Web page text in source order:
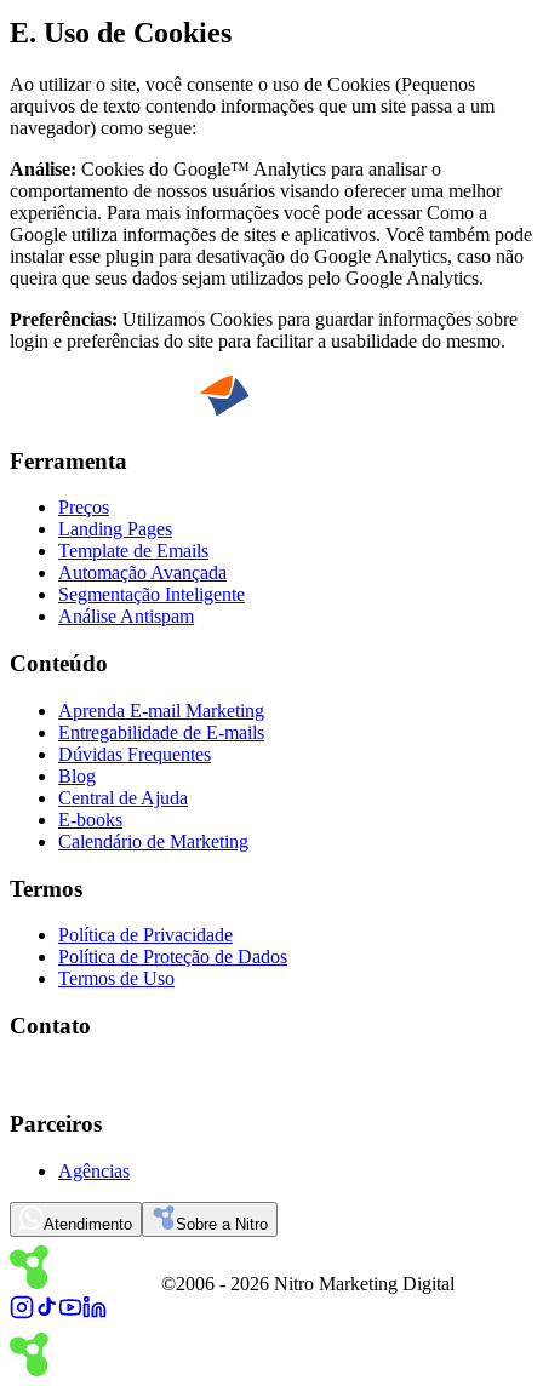
E. Uso de Cookies
Ao utilizar o site, você consente o uso de Cookies (Pequenos
arquivos de texto contendo informações que um site passa a um
navegador) como segue:
Análise: Cookies do Google™ Analytics para analisar o
comportamento de nossos usuários visando oferecer uma melhor
experiência. Para mais informações você pode acessar Como a
Google utiliza informações de sites e aplicativos. Você também pode
instalar esse plugin para desativação do Google Analytics, caso não
queira que seus dados sejam utilizados pelo Google Analytics.
Preferências: Utilizamos Cookies para guardar informações sobre
login e preferências do site para facilitar a usabilidade do mesmo.
Ferramenta
Preços
Landing Pages
Template de Emails
Automação Avançada
Segmentação Inteligente
Análise Antispam
Conteúdo
Aprenda E-mail Marketing
Entregabilidade de E-mails
Dúvidas Frequentes
Blog
Central de Ajuda
E-books
Calendário de Marketing
Termos
Política de Privacidade
Política de Proteção de Dados
Termos de Uso
Contato
Parceiros
Agências
Atendimento Sobre a Nitro
©2006 - 2026 Nitro Marketing Digital